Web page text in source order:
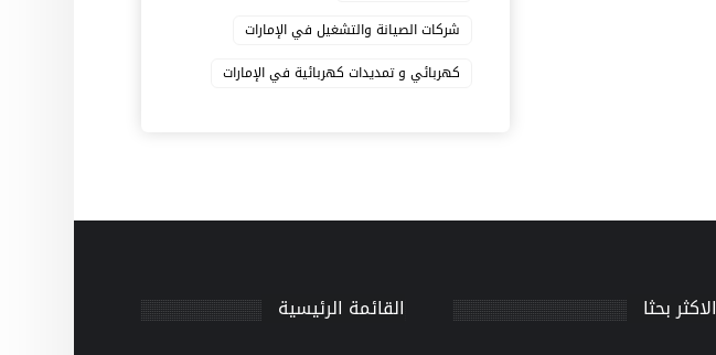
شركات الصيانة والتشغيل في الإمارات
كهربائي و تمديدات كهربائية في الإمارات
الاكثر بحثا القائمة الرئيسية